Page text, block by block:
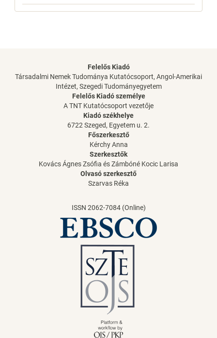
Felelős Kiadó
Társadalmi Nemek Tudománya Kutatócsoport, Angol-Amerikai
Intézet, Szegedi Tudományegyetem
Felelős Kiadó személye
A TNT Kutatócsoport vezetője
Kiadó székhelye
6722 Szeged, Egyetem u. 2.
Főszerkesztő
Kérchy Anna
Szerkesztők
Kovács Ágnes Zsófia és Zámbóné Kocic Larisa
Olvasó szerkesztő
Szarvas Réka
ISSN 2062-7084 (Online)